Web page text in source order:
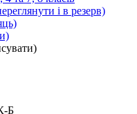
і в резерв)
Б